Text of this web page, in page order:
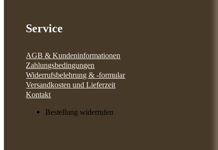
Service
AGB & Kundeninformationen
Zahlungsbedingungen
Widerrufsbelehrung & -formular
Versandkosten und Lieferzeit
Kontakt
Bestellung widerrufen